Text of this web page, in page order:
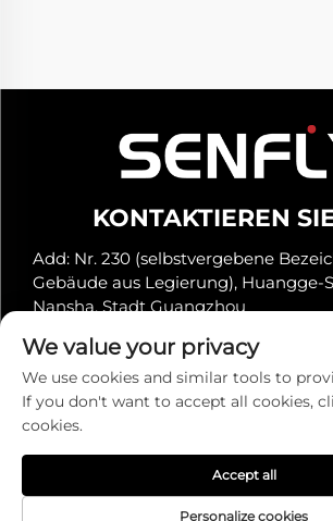
KONTAKTIEREN
Add: Nr. 230 (selbstvergebene
Gebäude aus Legierung), Huangge-
Nansha, Stadt Guangzhou
Tel.: +86-19966289968
E-Mail:[email protected]
vorbehalten -
We value your privacy
We use cookies and similar tools to
If you don't want to accept all cookies,
cookies.
Personalize cookies
Accept all